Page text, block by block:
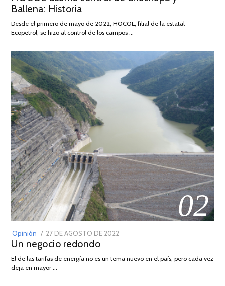
2026
Ballena: Historia
Desde el primero de mayo de 2022, HOCOL, filial de la estatal
Ecopetrol, se hizo al control de los campos …
02
Opinión
POSTED
ON
27 DE AGOSTO DE 2022
DE
Un negocio redondo
El de las tarifas de energía no es un tema nuevo en el país, pero cada vez
deja en mayor …